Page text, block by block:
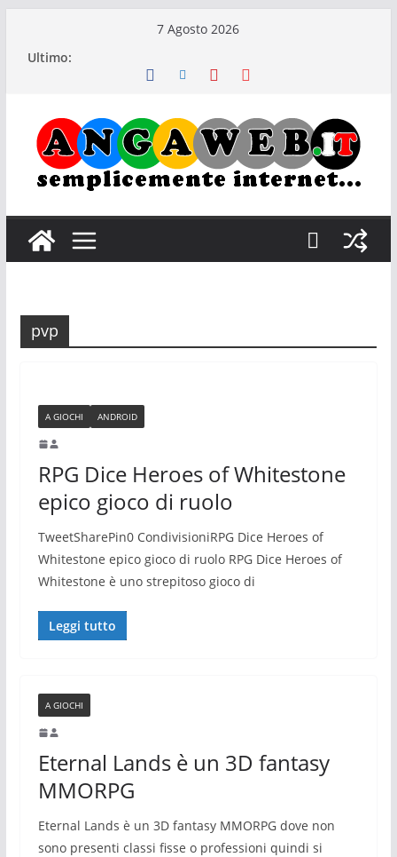
7 Agosto 2026
Ultimo:
pvp
A GIOCHI ANDROID
RPG Dice Heroes of Whitestone
epico gioco di ruolo
TweetSharePin0 CondivisioniRPG Dice Heroes of
Whitestone epico gioco di ruolo RPG Dice Heroes of
Whitestone è uno strepitoso gioco di
Leggi tutto
A GIOCHI
Eternal Lands è un 3D fantasy
MMORPG
Eternal Lands è un 3D fantasy MMORPG dove non
sono presenti classi fisse o professioni quindi si